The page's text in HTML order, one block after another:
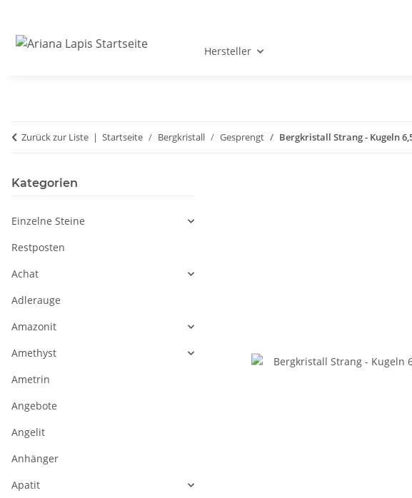
Hersteller
Zurück zur Liste Startseite Bergkristall Gesprengt Bergkristall Strang - Kugeln
Kategorien
Einzelne Steine
Restposten
Achat
Adlerauge
Amazonit
Amethyst
Ametrin
Angebote
Angelit
Anhänger
Apatit